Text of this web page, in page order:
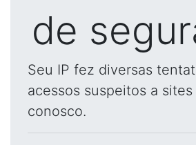
de
Seu IP fez diversas
acessos suspeitos a
conosco.